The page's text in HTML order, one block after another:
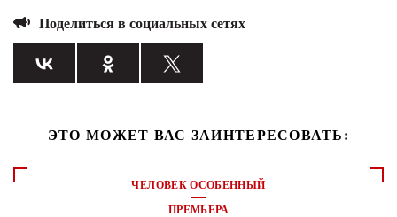
Поделиться в социальных сетях
ЭТО МОЖЕТ ВАС ЗАИНТЕРЕСОВАТЬ:
ЧЕЛОВЕК ОСОБЕННЫЙ
ПРЕМЬЕРА